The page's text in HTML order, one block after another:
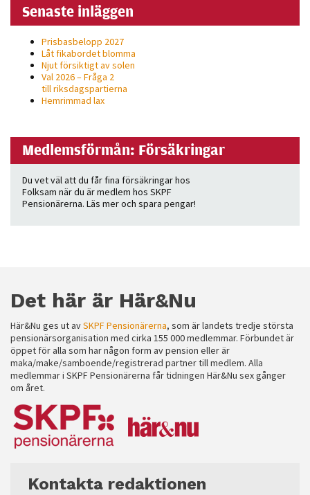
Senaste inläggen
Prisbasbelopp 2027
Låt fikabordet blomma
Njut försiktigt av solen
Val 2026 – Fråga 2
till riksdagspartierna
Hemrimmad lax
Medlemsförmån: Försäkringar
Du vet väl att du får fina försäkringar hos
Folksam när du är medlem hos SKPF
Pensionärerna. Läs mer och spara pengar!
Det här är Här&Nu
Här&Nu ges ut avSKPF Pensionärerna, som är landets tredje största
pensionärsorganisation med cirka 155 000 medlemmar. Förbundet är
öppet för alla som har någon form av pension eller är
maka/make/samboende/registrerad partner till medlem. Alla
medlemmar i SKPF Pensionärerna får tidningen Här&Nu sex gånger
om året.
Kontakta redaktionen